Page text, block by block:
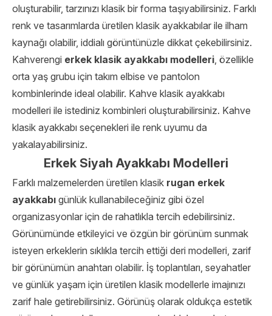
oluşturabilir, tarzınızı klasik bir forma taşıyabilirsiniz. Farklı
renk ve tasarımlarda üretilen klasik ayakkabılar ile ilham
kaynağı olabilir, iddialı görüntünüzle dikkat çekebilirsiniz.
Kahverengi erkek klasik ayakkabı modelleri, özellikle
orta yaş grubu için takım elbise ve pantolon
kombinlerinde ideal olabilir. Kahve klasik ayakkabı
modelleri ile istediniz kombinleri oluşturabilirsiniz. Kahve
klasik ayakkabı seçenekleri ile renk uyumu da
yakalayabilirsiniz.
Erkek Siyah Ayakkabı Modelleri
Farklı malzemelerden üretilen klasik rugan erkek
ayakkabı günlük kullanabileceğiniz gibi özel
organizasyonlar için de rahatlıkla tercih edebilirsiniz.
Görünümünde etkileyici ve özgün bir görünüm sunmak
isteyen erkeklerin sıklıkla tercih ettiği deri modelleri, zarif
bir görünümün anahtarı olabilir. İş toplantıları, seyahatler
ve günlük yaşam için üretilen klasik modellerle imajınızı
zarif hale getirebilirsiniz. Görünüş olarak oldukça estetik